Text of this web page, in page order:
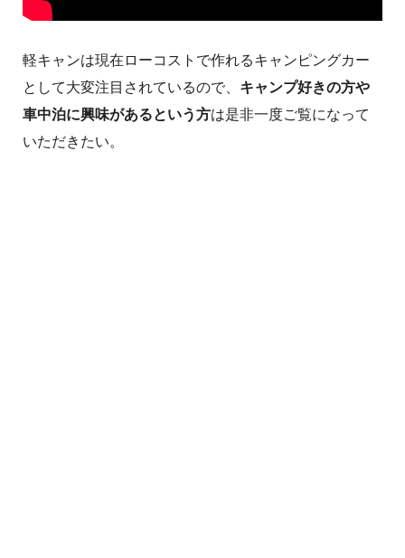
軽キャンは現在ローコストで作れるキャンピングカー
として大変注目されているので、 キャンプ好きの方や
車中泊に興味があるという方は是非一度ご覧になって
いただきたい。